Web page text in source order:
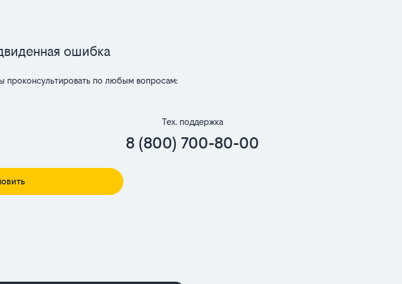
ошибка
проконсультировать по любым вопросам:
Тех. поддержка
8 (800) 700-80-00